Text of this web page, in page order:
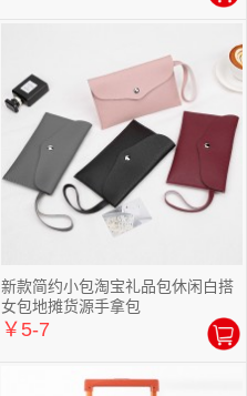
新款简约小包淘宝礼品包休闲白搭
女包地摊货源手拿包
￥5-7